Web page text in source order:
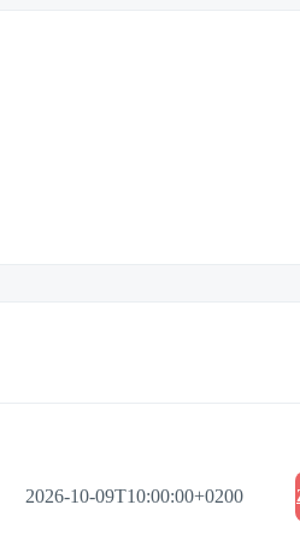
2026-10-09T10:00:00+0200